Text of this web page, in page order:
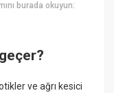
burada okuyun:
ve ağrı kesici